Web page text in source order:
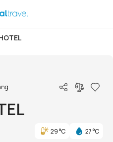
29 °C
27 °C